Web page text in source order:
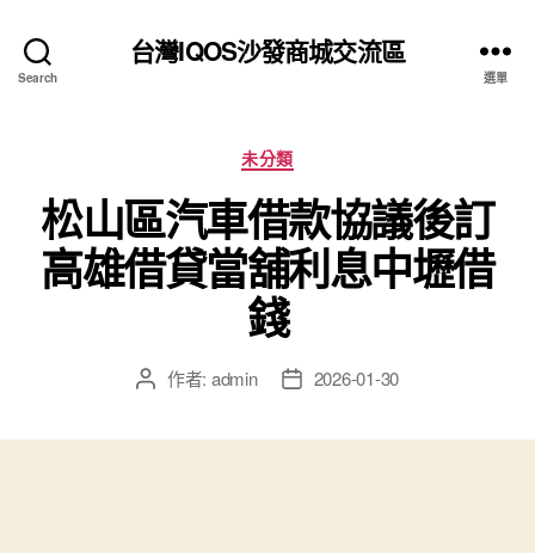
Search
台灣IQOS沙發商城交流區
選單
分
類
未分類
松山區汽車借款協議後訂
高雄借貸當舖利息中壢借
錢
文 作者: admin
文 2026-01-30